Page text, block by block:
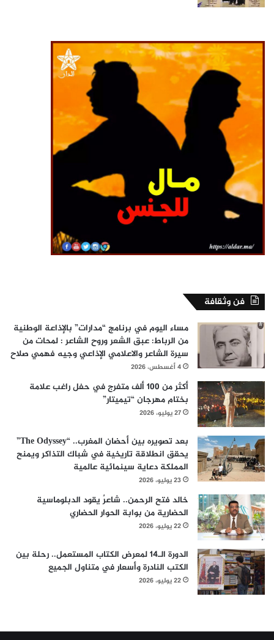
فن وثقافة
مساء اليوم في برنامج “مدارات” بالإذاعة الوطنية
من الرباط: عبق الشعر وروح الشاعر : لمحات من
سيرة الشاعر والاعلامي الإذاعي وجيه فهمي صلاح
4 أغسطس، 2026
أكثر من 100 ألف متفرج في حفل راغب علامة
بختام مهرجان “تيميتار”
27 يوليو، 2026
بعد تصويره بين أحضان المغرب.. “The Odyssey”
يحقق انطلاقة تاريخية في شباك التذاكر ويمنح
المملكة دعاية سينمائية عالمية
23 يوليو، 2026
خالد فتح الرحمن.. شاعرٌ يقود الدبلوماسية
الحضارية من بوابة الحوار الحضاري
22 يوليو، 2026
الدورة الـ14 لمعرض الكتاب المستعمل.. رحلة بين
الكتب النادرة وأسعار في متناول الجميع
22 يوليو، 2026